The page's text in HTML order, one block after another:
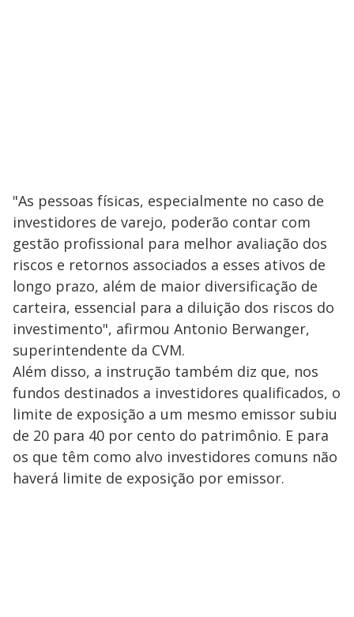
"As pessoas físicas, especialmente no caso de
investidores de varejo, poderão contar com
gestão profissional para melhor avaliação dos
riscos e retornos associados a esses ativos de
longo prazo, além de maior diversificação de
carteira, essencial para a diluição dos riscos do
investimento", afirmou Antonio Berwanger,
superintendente da CVM.
Além disso, a instrução também diz que, nos
fundos destinados a investidores qualificados, o
limite de exposição a um mesmo emissor subiu
de 20 para 40 por cento do patrimônio. E para
os que têm como alvo investidores comuns não
haverá limite de exposição por emissor.